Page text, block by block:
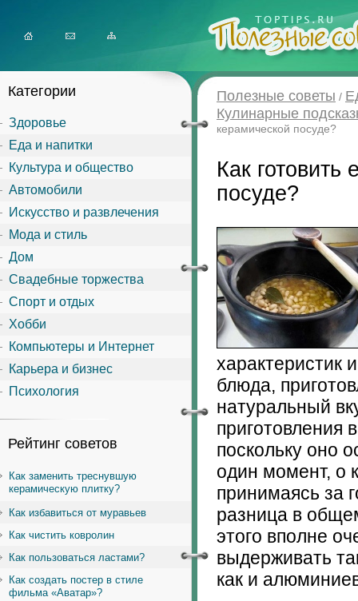
Категории
Здоровье
Еда и напитки
Культура и общество
Автомобили
Искусство и развлечения
Мода и стиль
Дом
Свадебные торжества
Спорт и отдых
Хобби
Компьютеры и Интернет
Карьера и бизнес
Психология
Рейтинг советов
Как заменить треснувшую
керамическую плитку?
Как избавиться от муравьев
Как чистить ковролин
Как пользоваться ластами?
Как создать постер в стиле
фильма «Аватар»?
Полезные советы /
Кулинарные
керамической посуде?
Как готовить
посуде?
характеристик
блюда,
натуральный
приготовления
поскольку оно
один момент, о
принимаясь за
разница в
этого вполне
выдерживать
как и